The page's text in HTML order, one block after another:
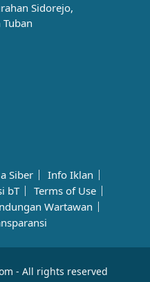
Sidorejo,
Siber
Info Iklan
bT
Terms of Use
Wartawan
- All rights reserved